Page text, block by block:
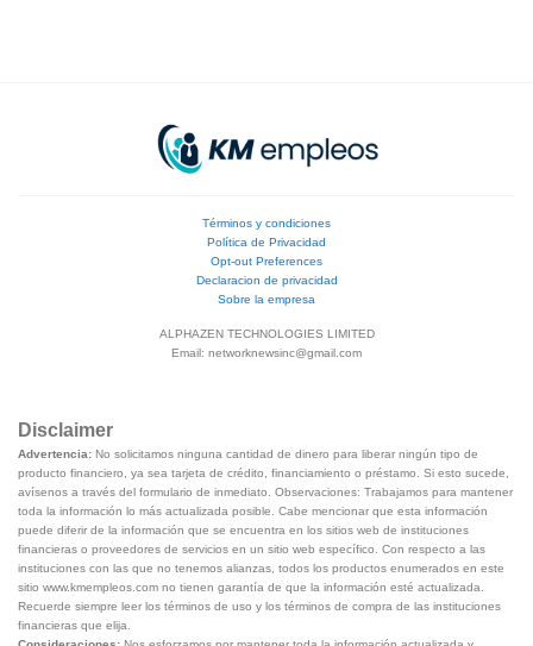
Términos y condiciones
Política de Privacidad
Opt-out Preferences
Declaracion de privacidad
Sobre la empresa
ALPHAZEN TECHNOLOGIES LIMITED
Email: networknewsinc@gmail.com
Disclaimer
Advertencia: No solicitamos ninguna cantidad de dinero para liberar ningún tipo de
producto financiero, ya sea tarjeta de crédito, financiamiento o préstamo. Si esto sucede,
avísenos a través del formulario de inmediato. Observaciones: Trabajamos para mantener
toda la información lo más actualizada posible. Cabe mencionar que esta información
puede diferir de la información que se encuentra en los sitios web de instituciones
financieras o proveedores de servicios en un sitio web específico. Con respecto a las
instituciones con las que no tenemos alianzas, todos los productos enumerados en este
sitio www.kmempleos.com no tienen garantía de que la información esté actualizada.
Recuerde siempre leer los términos de uso y los términos de compra de las instituciones
financieras que elija.